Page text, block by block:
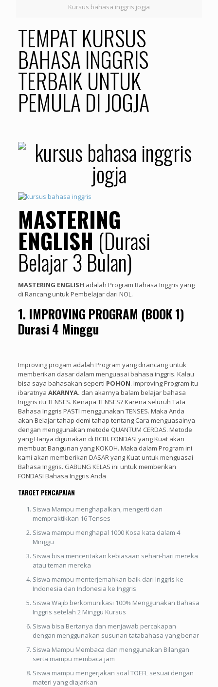
Kursus bahasa inggris jogja
TEMPAT KURSUS
BAHASA INGGRIS
TERBAIK UNTUK
PEMULA DI JOGJA
MASTERING
ENGLISH (Durasi
Belajar 3 Bulan)
MASTERING ENGLISH adalah Program Bahasa Inggris yang
di Rancang untuk Pembelajar dari NOL.
1. IMPROVING PROGRAM (BOOK 1)
Durasi 4 Minggu
Improving progam adalah Program yang dirancang untuk
memberikan dasar dalam menguasai bahasa inggris. Kalau
bisa saya bahasakan seperti POHON. Improving Program itu
ibaratnya AKARNYA. dan akarnya balam belajar bahasa
Inggris itu TENSES. Kenapa TENSES? Karena seluruh Tata
Bahasa Inggris PASTI menggunakan TENSES. Maka Anda
akan Belajar tahap demi tahap tentang Cara menguasainya
dengan menggunakan metode QUANTUM CERDAS. Metode
yang Hanya digunakan di RCBI. FONDASI yang Kuat akan
membuat Bangunan yang KOKOH. Maka dalam Program ini
kami akan memberikan DASAR yang Kuat untuk menguasai
Bahasa Inggris. GABUNG KELAS ini untuk memberikan
FONDASI Bahasa Inggris Anda
TARGET PENCAPAIAN
Siswa Mampu menghapalkan, mengerti dan
mempraktikkan 16 Tenses
Siswa mampu menghapal 1000 Kosa kata dalam 4
Minggu
Siswa bisa menceritakan kebiasaan sehari-hari mereka
atau teman mereka
Siswa mampu menterjemahkan baik dari Inggris ke
Indonesia dan Indonesia ke Inggris
Siswa Wajib berkomunikasi 100% Menggunakan Bahasa
Inggris setelah 2 Minggu Kursus
Siswa bisa Bertanya dan menjawab percakapan
dengan menggunakan susunan tatabahasa yang benar
Siswa Mampu Membaca dan menggunakan Bilangan
serta mampu membaca jam
Siswa mampu mengerjakan soal TOEFL sesuai dengan
materi yang diajarkan